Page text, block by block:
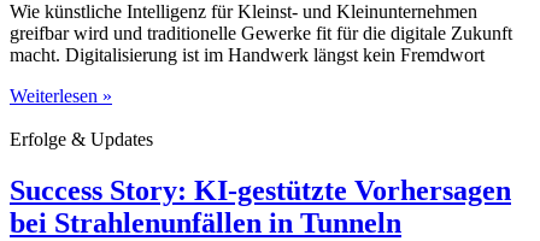
Wie künstliche Intelligenz für Kleinst- und Kleinunternehmen
greifbar wird und traditionelle Gewerke fit für die digitale Zukunft
macht. Digitalisierung ist im Handwerk längst kein Fremdwort
Weiterlesen »
Erfolge & Updates
Success Story: KI-gestützte Vorhersagen
bei Strahlenunfällen in Tunneln